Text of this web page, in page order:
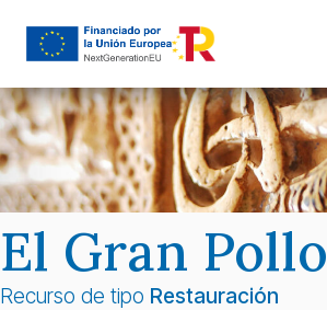
El Gran Pollo
Recurso de tipo Restauración